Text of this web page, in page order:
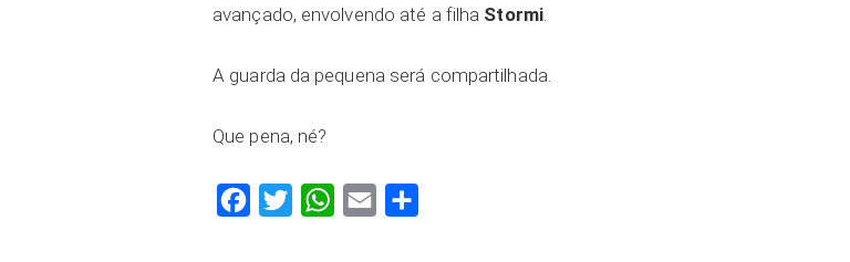
avançado, envolvendo até a filha Stormi.
A guarda da pequena será compartilhada.
Que pena, né?
FacebookTwitter WhatsAppEmail